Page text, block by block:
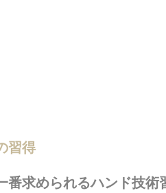
習得
番求められるハンド技術